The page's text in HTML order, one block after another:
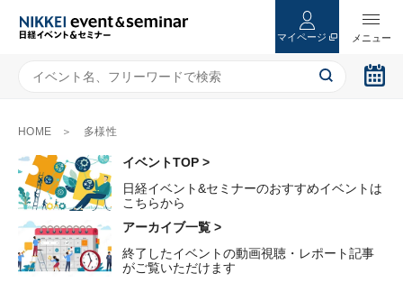
マイページ
HOME 多様性
イベントTOP >
日経イベント&セミナーのおすすめイベントは
こちらから
アーカイブ一覧 >
終了したイベントの動画視聴・レポート記事
がご覧いただけます